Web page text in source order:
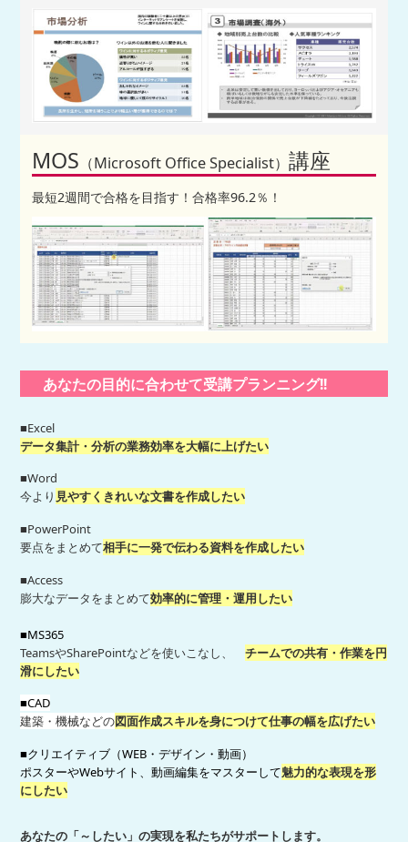
MOS （Microsoft Office Specialist）講座
最短2週間で合格を目指す！合格率96.2％！
あなたの目的に合わせて受講プランニング!!
■Excel
データ集計・分析の業務効率を大幅に上げたい
■Word
今より 見やすくきれいな文書を作成したい
■PowerPoint
要点をまとめて相手に一発で伝わる資料を作成したい
■Access
膨大なデータをまとめて効率的に管理・運用したい
■MS365
TeamsやSharePointなどを使いこなし、チームでの共有・作業を円
滑にしたい
■CAD
建築・機械などの図面作成スキルを身につけて仕事の幅を広げたい
■クリエイティブ（WEB・デザイン・動画）
ポスターやWebサイト、動画編集をマスターして魅力的な表現を形
にしたい
あなたの「～したい」の実現を私たちがサポートします。